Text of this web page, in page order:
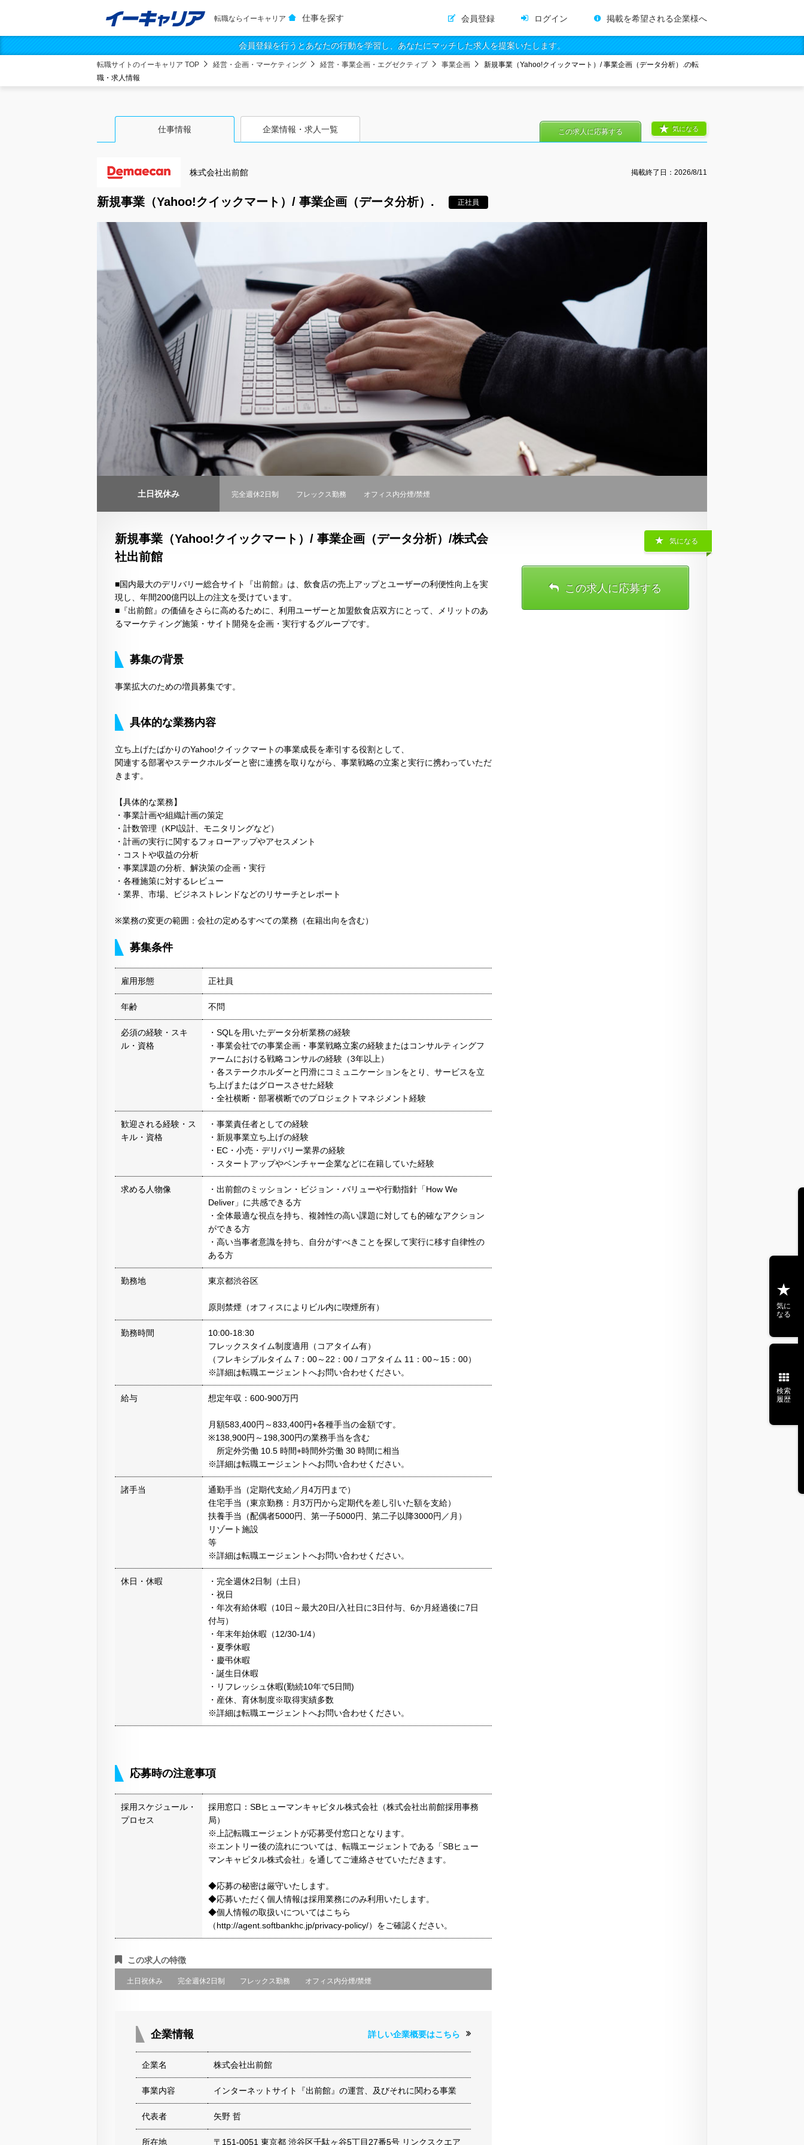
転職ならイーキャリア 仕事を探す 会員登録 ログイン 掲載を希望される企業様へ
会員登録を行うとあなたの行動を学習し、あなたにマッチした求人を提案いたします。
転職サイトのイーキャリア TOP 経営・企画・マーケティング 経営・事業企画・エグゼクティブ 事業企画
新規事業（Yahoo!クイックマート）/ 事業企画（データ分析）.の転
職・求人情報
仕事情報 企業情報・求人一覧
株式会社出前館 掲載終了日： 2026/8/11
新規事業（Yahoo!クイックマート）/ 事業企画（データ分析）. 正社員
気になる
この求人に応募する
土日祝休み 完全週休2日制 フレックス勤務 オフィス内分煙/禁煙
新規事業（Yahoo!クイックマート）/ 事業企画（データ分析）/株式会
社出前館
■国内最大のデリバリー総合サイト『出前館』は、飲食店の売上アップとユーザーの利便性向上を実
現し、年間200億円以上の注文を受けています。
■『出前館』の価値をさらに高めるために、利用ユーザーと加盟飲食店双方にとって、メリットのあ
るマーケティング施策・サイト開発を企画・実行するグループです。
募集の背景
事業拡大のための増員募集です。
具体的な業務内容
立ち上げたばかりのYahoo!クイックマートの事業成長を牽引する役割として、
関連する部署やステークホルダーと密に連携を取りながら、事業戦略の立案と実行に携わっていただ
きます。
【具体的な業務】
・事業計画や組織計画の策定
・計数管理（KPI設計、モニタリングなど）
・計画の実行に関するフォローアップやアセスメント
・コストや収益の分析
・事業課題の分析、解決策の企画・実行
・各種施策に対するレビュー
・業界、市場、ビジネストレンドなどのリサーチとレポート
※業務の変更の範囲：会社の定めるすべての業務（在籍出向を含む）
募集条件
雇用形態 正社員
年齢 不問
必須の経験・スキ
ル・資格
・SQLを用いたデータ分析業務の経験
・事業会社での事業企画・事業戦略立案の経験またはコンサルティングフ
ァームにおける戦略コンサルの経験（3年以上）
・各ステークホルダーと円滑にコミュニケーションをとり、サービスを立
ち上げまたはグロースさせた経験
・全社横断・部署横断でのプロジェクトマネジメント経験
歓迎される経験・ス
キル・資格
・事業責任者としての経験
・新規事業立ち上げの経験
・EC・小売・デリバリー業界の経験
・スタートアップやベンチャー企業などに在籍していた経験
求める人物像
・出前館のミッション・ビジョン・バリューや行動指針「How We
Deliver」に共感できる方
・全体最適な視点を持ち、複雑性の高い課題に対しても的確なアクション
ができる方
・高い当事者意識を持ち、自分がすべきことを探して実行に移す自律性の
ある方
勤務地 東京都渋谷区
原則禁煙（オフィスによりビル内に喫煙所有）
勤務時間
10:00-18:30
フレックスタイム制度適用（コアタイム有）
（フレキシブルタイム 7：00～22：00 / コアタイム 11：00～15：00）
※詳細は転職エージェントへお問い合わせください。
給与 想定年収：600-900万円
月額583,400円～833,400円+各種手当の金額です。
※138,900円～198,300円の業務手当を含む
所定外労働 10.5 時間+時間外労働 30 時間に相当
※詳細は転職エージェントへお問い合わせください。
諸手当
通勤手当（定期代支給／月4万円まで）
住宅手当（東京勤務：月3万円から定期代を差し引いた額を支給）
扶養手当（配偶者5000円、第一子5000円、第二子以降3000円／月）
リゾート施設
等
※詳細は転職エージェントへお問い合わせください。
休日・休暇
・完全週休2日制（土日）
・祝日
・年次有給休暇（10日～最大20日/入社日に3日付与、6か月経過後に7日
付与）
・年末年始休暇（12/30-1/4）
・夏季休暇
・慶弔休暇
・誕生日休暇
・リフレッシュ休暇(勤続10年で5日間)
・産休、育休制度※取得実績多数
※詳細は転職エージェントへお問い合わせください。
応募時の注意事項
採用スケジュール・
プロセス
採用窓口：SBヒューマンキャピタル株式会社（株式会社出前館採用事務
局）
※上記転職エージェントが応募受付窓口となります。
※エントリー後の流れについては、転職エージェントである「SBヒュー
マンキャピタル株式会社」を通してご連絡させていただきます。
◆応募の秘密は厳守いたします。
◆応募いただく個人情報は採用業務にのみ利用いたします。
◆個人情報の取扱いについてはこちら
（http://agent.softbankhc.jp/privacy-policy/）をご確認ください。
この求人の特徴
土日祝休み 完全週休2日制 フレックス勤務 オフィス内分煙/禁煙
企業情報 詳しい企業概要はこちら
企業名 株式会社出前館
事業内容 インターネットサイト『出前館』の運営、及びそれに関わる事業
代表者 矢野 哲
所在地 〒151-0051 東京都 渋谷区千駄ヶ谷5丁目27番5号 リンクスクエア
気になる
この求人に応募する
気に
なる
検索
履歴